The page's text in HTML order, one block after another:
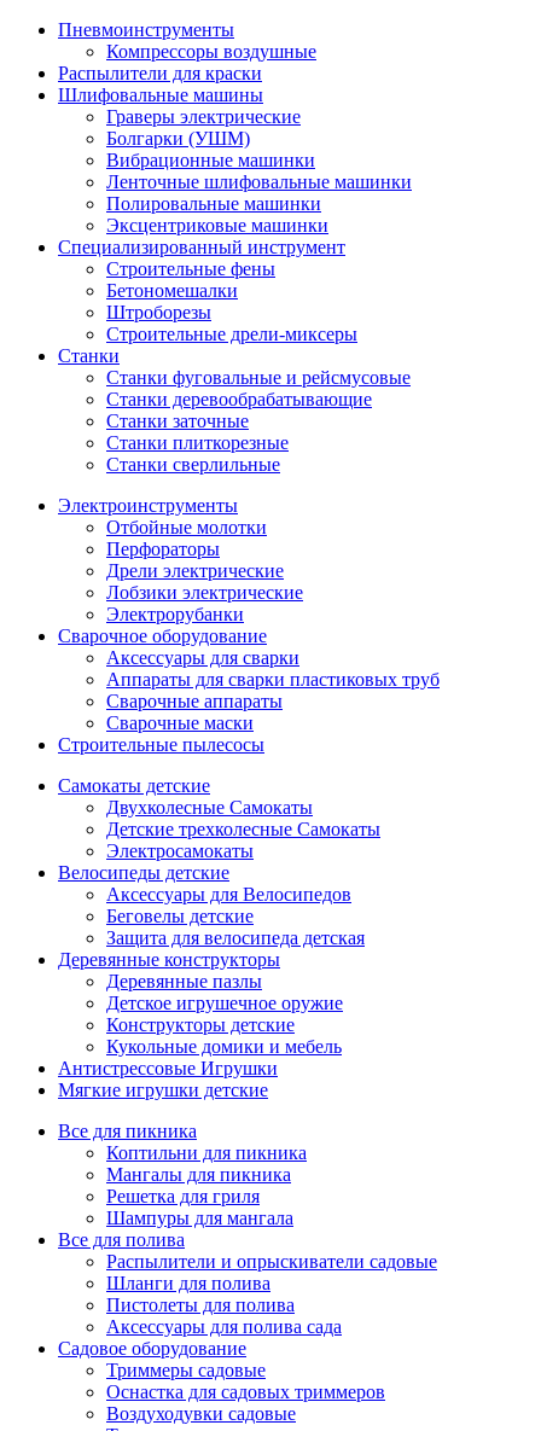
Пневмоинструменты
Компрессоры воздушные
Распылители для краски
Шлифовальные машины
Граверы электрические
Болгарки (УШМ)
Вибрационные машинки
Ленточные шлифовальные машинки
Полировальные машинки
Эксцентриковые машинки
Специализированный инструмент
Строительные фены
Бетономешалки
Штроборезы
Строительные дрели-миксеры
Станки
Станки фуговальные и рейсмусовые
Станки деревообрабатывающие
Станки заточные
Станки плиткорезные
Станки сверлильные
Электроинструменты
Отбойные молотки
Перфораторы
Дрели электрические
Лобзики электрические
Электрорубанки
Сварочное оборудование
Аксессуары для сварки
Аппараты для сварки пластиковых труб
Сварочные аппараты
Сварочные маски
Строительные пылесосы
Самокаты детские
Двухколесные Cамокаты
Детские трехколесные Самокаты
Электросамокаты
Велосипеды детские
Аксессуары для Велосипедов
Беговелы детские
Защита для велосипеда детская
Деревянные конструкторы
Деревянные пазлы
Детское игрушечное оружие
Конструкторы детские
Кукольные домики и мебель
Антистрессовые Игрушки
Мягкие игрушки детские
Все для пикника
Коптильни для пикника
Мангалы для пикника
Решетка для гриля
Шампуры для мангала
Все для полива
Распылители и опрыскиватели садовые
Шланги для полива
Пистолеты для полива
Аксессуары для полива сада
Садовое оборудование
Триммеры садовые
Оснастка для садовых триммеров
Воздуходувки садовые